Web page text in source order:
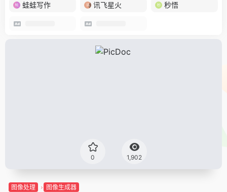
蛙蛙写作 讯飞星火 秒悟
0 1,902
图像处理 图像生成器